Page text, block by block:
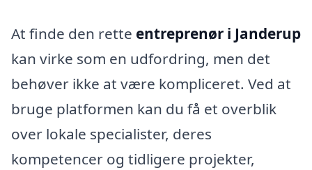
At finde den rette entreprenør i Janderup
kan virke som en udfordring, men det
behøver ikke at være kompliceret. Ved at
bruge platformen kan du få et overblik
over lokale specialister, deres
kompetencer og tidligere projekter,